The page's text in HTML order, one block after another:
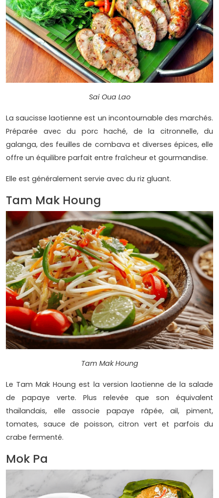
Sai Oua Lao
La saucisse laotienne est un incontournable des marchés.
Préparée avec du porc haché, de la citronnelle, du
galanga, des feuilles de combava et diverses épices, elle
offre un équilibre parfait entre fraîcheur et gourmandise.
Elle est généralement servie avec du riz gluant.
Tam Mak Houng
Tam Mak Houng
Le Tam Mak Houng est la version laotienne de la salade
de papaye verte. Plus relevée que son équivalent
thaïlandais, elle associe papaye râpée, ail, piment,
tomates, sauce de poisson, citron vert et parfois du
crabe fermenté.
Mok Pa